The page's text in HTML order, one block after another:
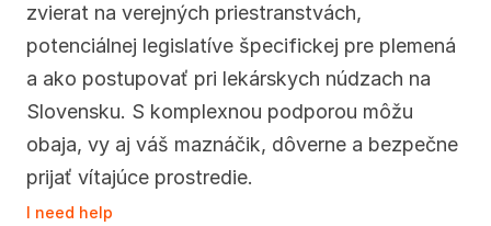
zvierat na verejných priestranstvách,
potenciálnej legislatíve špecifickej pre plemená
a ako postupovať pri lekárskych núdzach na
Slovensku. S komplexnou podporou môžu
obaja, vy aj váš maznáčik, dôverne a bezpečne
prijať vítajúce prostredie.
I need help